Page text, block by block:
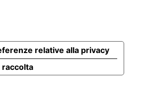
raccolta
relative alla privacy